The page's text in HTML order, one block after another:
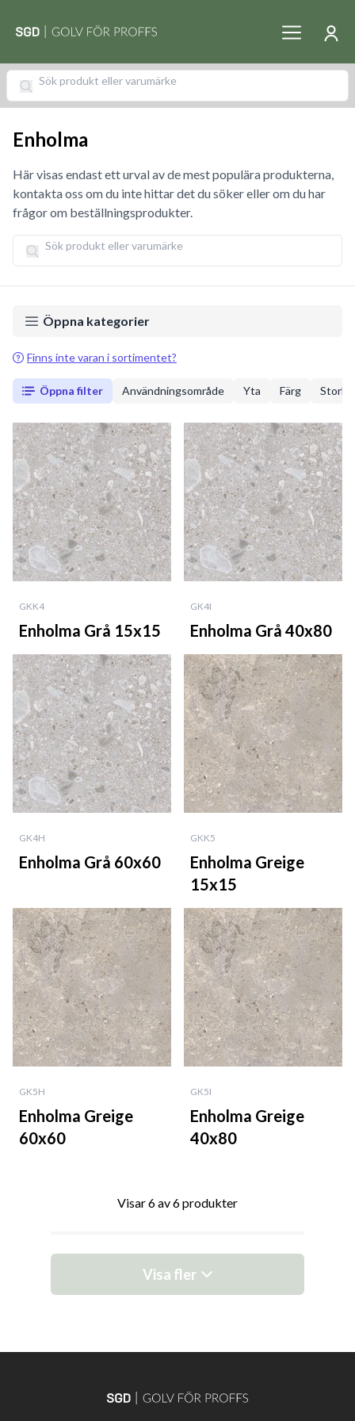
Enholma
Här visas endast ett urval av de mest populära produkterna,
kontakta oss om du inte hittar det du söker eller om du har
frågor om beställningsprodukter.
Öppna kategorier
Finns inte varan i sortimentet?
Öppna filter Användningsområde Yta Färg Storlek
GKK4
Enholma Grå 15x15
GK4I
Enholma Grå 40x80
GK4H
Enholma Grå 60x60
GKK5
Enholma Greige
15x15
GK5H
Enholma Greige
60x60
GK5I
Enholma Greige
40x80
Visar 6 av 6 produkter
Visa fler